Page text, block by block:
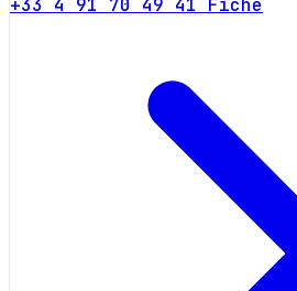
+33 4 91 70 49 41 Fiche